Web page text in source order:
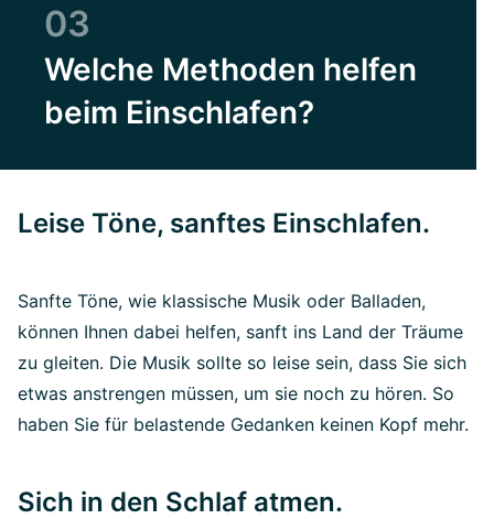
03
Welche Methoden helfen
beim Einschlafen?
Leise Töne, sanftes Einschlafen.
Sanfte Töne, wie klassische Musik oder Balladen,
können Ihnen dabei helfen, sanft ins Land der Träume
zu gleiten. Die Musik sollte so leise sein, dass Sie sich
etwas anstrengen müssen, um sie noch zu hören. So
haben Sie für belastende Gedanken keinen Kopf mehr.
Sich in den Schlaf atmen.